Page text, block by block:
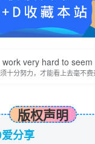
very hard to seem
十分努力，才能看上去毫不费
版权声明
分享